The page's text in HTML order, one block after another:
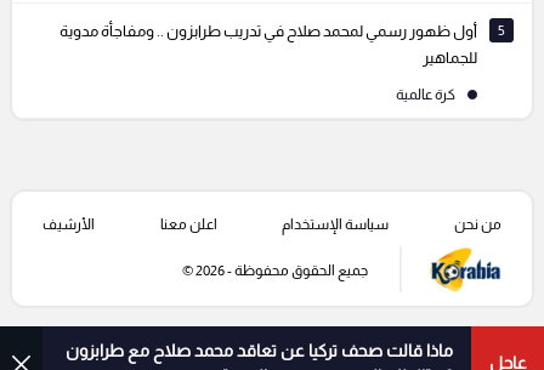
5
أول ظهور رسمي لمحمد صلاح في تدريب طرابزون .. ومفاجأة مدوية
للجماهير
كرة عالمية
عاجل
ماذا قالت صحف تركيا عن تعاقد محمد صلاح مع طرابزون
من نحن سياسة الإستخدام اعلن معنا الأرشيف
جميع الحقوق محفوظة - 2026 ©